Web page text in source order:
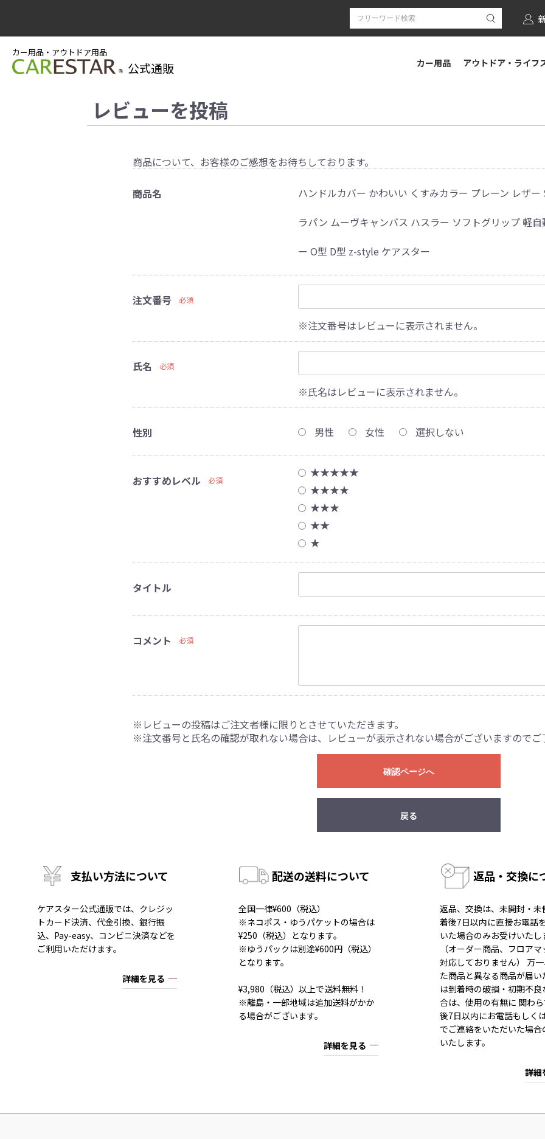
カー用品・アウトドア用品
公式通販 カー用品 アウトドア・ライフ
レビューを投稿
商品について、お客様のご感想をお待ちしております。
商品名
ハンドルカバー かわいい くすみカラー プレーン レザ
ラパン ムーヴキャンバス ハスラー ソフトグリップ 軽
ー O型 D型 z-style ケアスター
注文番号 必須
※注文番号はレビューに表示されません。
氏名 必須
※氏名はレビューに表示されません。
性別 男性 女性 選択しない
おすすめレベル 必須
★★★★★
★★★★
★★★
★★
★
タイトル
コメント 必須
※レビューの投稿はご注文者様に限りとさせていただきます。
※注文番号と氏名の確認が取れない場合は、レビューが表示されない場合がございますのでご
確認ページへ
戻る
支払い方法について
ケアスター公式通販では、クレジッ
トカード決済、代金引換、銀行振
込、Pay-easy、コンビニ決済などを
ご利用いただけます。
詳細を見る
配送の送料について
全国一律¥600（税込）
※ネコポス・ゆうパケットの場合は
¥250（税込）となります。
※ゆうパックは別途¥600円（税込）
となります。
¥3,980（税込）以上で送料無料！
※離島・一部地域は追加送料がかか
る場合がございます。
詳細を見る
返品・交換に
返品、交換は、未開封・未
着後7日以内に直接お電話
いた場合のみお受けいたし
（オーダー商品、フロア
対応しておりません） 万
た商品と異なる商品が届い
は到着時の破損・初期不良
合は、使用の有無に 関わ
後7日以内にお電話もしく
でご連絡をいただいた場合
いたします。
詳細